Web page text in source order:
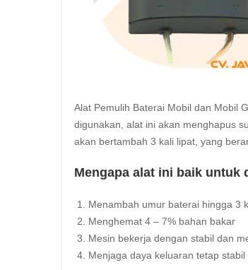
Alat Pemulih Baterai Mobil dan Mobil
digunakan, alat ini akan menghapus
akan bertambah 3 kali lipat, yang
Mengapa alat ini baik untuk
Menambah umur baterai hingga 3
Menghemat 4 – 7% bahan bakar
Mesin bekerja dengan stabil dan
Menjaga daya keluaran tetap